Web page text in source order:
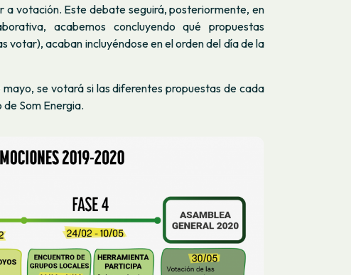
a votación. Este debate seguirá, posteriormente, en
acabemos concluyendo qué propuestas
votar), acaban incluyéndose en el orden del día de la
se votará si las diferentes propuestas de cada
Som Energia.